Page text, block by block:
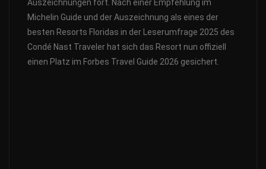
Auszeichnungen fort. Nach einer Empfehlung im
Michelin Guide und der Auszeichnung als eines der
besten Resorts Floridas in der Leserumfrage 2025 des
Condé Nast Traveler hat sich das Resort nun offiziell
einen Platz im Forbes Travel Guide 2026 gesichert.